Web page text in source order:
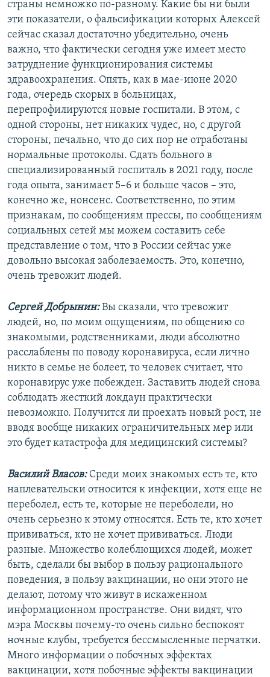
страны немножко по-разному. Какие бы ни были
эти показатели, о фальсификации которых Алексей
сейчас сказал достаточно убедительно, очень
важно, что фактически сегодня уже имеет место
затруднение функционирования системы
здравоохранения. Опять, как в мае-июне 2020
года, очередь скорых в больницах,
перепрофилируются новые госпитали. В этом, с
одной стороны, нет никаких чудес, но, с другой
стороны, печально, что до сих пор не отработаны
нормальные протоколы. Сдать больного в
специализированный госпиталь в 2021 году, после
года опыта, занимает 5–6 и больше часов – это,
конечно же, нонсенс. Соответственно, по этим
признакам, по сообщениям прессы, по сообщениям
социальных сетей мы можем составить себе
представление о том, что в России сейчас уже
довольно высокая заболеваемость. Это, конечно,
очень тревожит людей.
Сергей Добрынин:Вы сказали, что тревожит
людей, но, по моим ощущениям, по общению со
знакомыми, родственниками, люди абсолютно
расслаблены по поводу коронавируса, если лично
никто в семье не болеет, то человек считает, что
коронавирус уже побежден. Заставить людей снова
соблюдать жесткий локдаун практически
невозможно. Получится ли проехать новый рост, не
вводя вообще никаких ограничительных мер или
это будет катастрофа для медицинский системы?
Василий Власов:Среди моих знакомых есть те, кто
наплевательски относится к инфекции, хотя еще не
переболел, есть те, которые не переболели, но
очень серьезно к этому относятся. Есть те, кто хочет
прививаться, кто не хочет прививаться. Люди
разные. Множество колеблющихся людей, может
быть, сделали бы выбор в пользу рационального
поведения, в пользу вакцинации, но они этого не
делают, потому что живут в искаженном
информационном пространстве. Они видят, что
мэра Москвы почему-то очень сильно беспокоят
ночные клубы, требуется бессмысленные перчатки.
Много информации о побочных эффектах
вакцинации, хотя побочные эффекты вакцинации